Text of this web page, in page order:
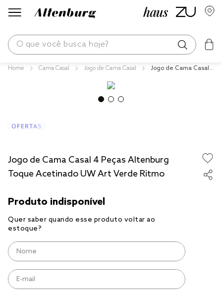
O que você busca hoje?
Cama Casal Jogo de Cama Casal
Jogo de Cama Casal
Jogo de Cama Casal 4 Peças Altenburg
Toque Acetinado UW Art Verde Ritmo
fronha
travesseiro
solteiro king
cobre leito
jogo cama casal